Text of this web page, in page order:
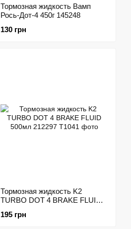
Тормозная жидкость Вамп
Рось-Дот-4 450г 145248
130 грн
Тормозная жидкость K2
TURBO DOT 4 BRAKE FLUID
195 грн